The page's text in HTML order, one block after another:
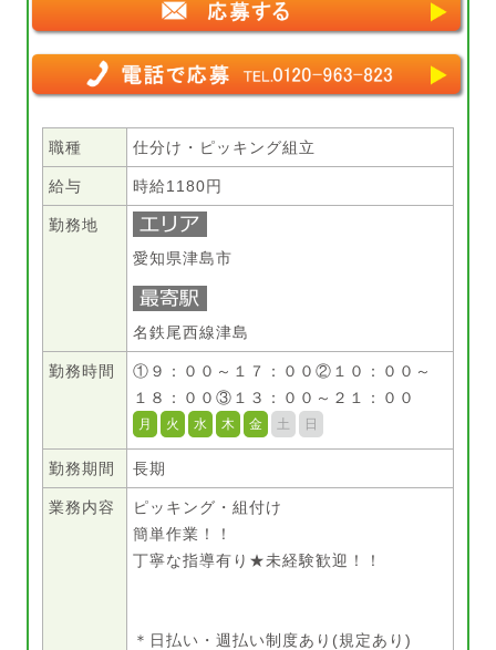
職種 仕分け・ピッキング組立
給与 時給1180円
勤務地
愛知県津島市
名鉄尾西線津島
勤務時間
①９：００～１７：００②１０：００～
１８：００③１３：００～２１：００
月 火 水 木 金 土 日
勤務期間 長期
業務内容
ピッキング・組付け
簡単作業！！
丁寧な指導有り★未経験歓迎！！
＊日払い・週払い制度あり(規定あり)